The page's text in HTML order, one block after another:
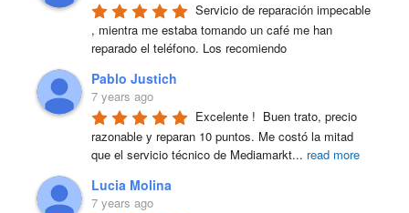
Servicio de reparación impecable
, mientra me estaba tomando un café me han
reparado el teléfono. Los recomiendo
Pablo Justich
7 years ago
Excelente !  Buen trato, precio
razonable y reparan 10 puntos. Me costó la mitad
que el servicio técnico de Mediamarkt... read more
Lucia Molina
7 years ago